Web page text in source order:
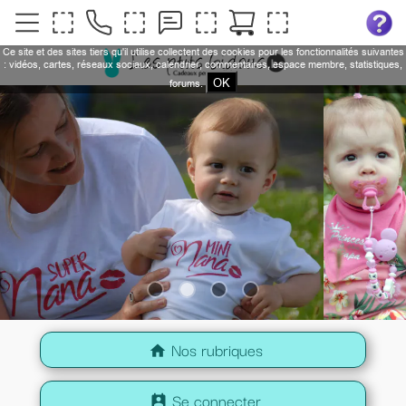
home Nos rubriques
perm_contact_calendar Se connecter
Ce site et des sites tiers qu'il utilise collectent des cookies pour les fonctionnalités suivantes
: vidéos, cartes, réseaux sociaux, calendrier, commentaires, espace membre, statistiques,
forums.
OK